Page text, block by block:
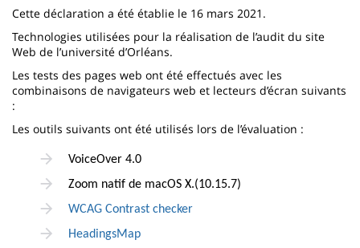
Cette déclaration a été établie le 16 mars 2021.
Technologies utilisées pour la réalisation de l’audit du site
Web de l’université d’Orléans.
Les tests des pages web ont été effectués avec les
combinaisons de navigateurs web et lecteurs d’écran suivants
:
Les outils suivants ont été utilisés lors de l’évaluation :
VoiceOver 4.0
Zoom natif de macOS X.(10.15.7)
WCAG Contrast checker
HeadingsMap